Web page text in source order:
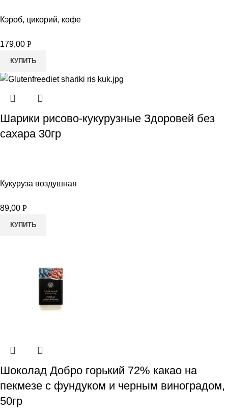
Кэроб, цикорий, кофе
179,00 Р
КУПИТЬ
Шарики рисово-кукурузные Здоровей без
сахара 30гр
Кукуруза воздушная
89,00 Р
КУПИТЬ
Шоколад Добро горький 72% какао на
пекмезе с фундуком и черным виноградом,
50гр